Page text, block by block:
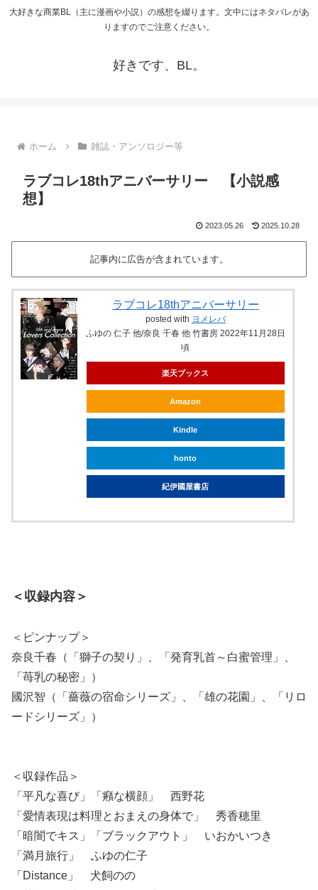
大好きな商業BL（主に漫画や小説）の感想を綴ります。文中にはネタバレがあ
りますのでご注意ください。
好きです、BL。
ホーム 雑誌・アンソロジー等
ラブコレ18thアニバーサリー 【小説感
想】
2023.05.26 2025.10.28
記事内に広告が含まれています。
ラブコレ18thアニバーサリー
posted with ヨメレバ
ふゆの 仁子 他/奈良 千春 他 竹書房 2022年11月28日
頃
楽天ブックス
Amazon
Kindle
honto
紀伊國屋書店
＜収録内容＞
＜ピンナップ＞
奈良千春（「獅子の契り」、「発育乳首～白蜜管理」、
「苺乳の秘密」）
國沢智（「薔薇の宿命シリーズ」、「雄の花園」、「リロ
ードシリーズ」）
＜収録作品＞
「平凡な喜び」「癪な横顔」 西野花
「愛情表現は料理とおまえの身体で」 秀香穂里
「暗闇でキス」「ブラックアウト」 いおかいつき
「満月旅行」 ふゆの仁子
「Distance」 犬飼のの